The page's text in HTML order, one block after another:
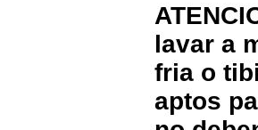
lavar a
fria o
aptos